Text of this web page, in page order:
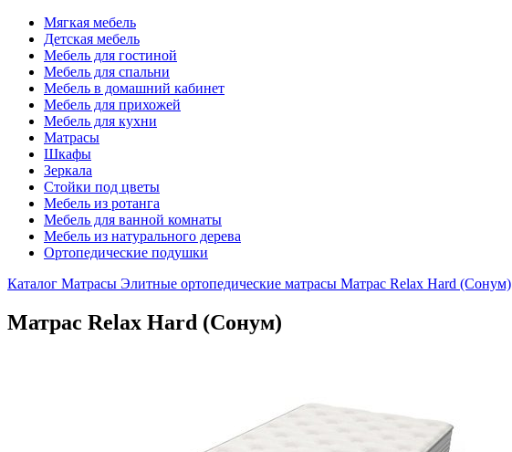
Мягкая мебель
Детская мебель
Мебель для гостиной
Мебель для спальни
Мебель в домашний кабинет
Мебель для прихожей
Мебель для кухни
Матрасы
Шкафы
Зеркала
Стойки под цветы
Мебель из ротанга
Мебель для ванной комнаты
Мебель из натурального дерева
Ортопедические подушки
Каталог Матрасы Элитные ортопедические матрасы Матрас Relax Hard (Сонум)
Матрас Relax Hard (Сонум)